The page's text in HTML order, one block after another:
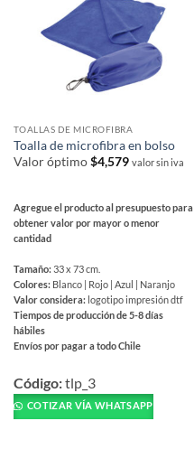
TOALLAS DE MICROFIBRA
Toalla de microfibra en bolso
Valor óptimo$4,579 valor sin iva
Agregue el producto al presupuesto para
obtener valor por mayor o menor
cantidad
Tamaño:33 x 73 cm.
Colores: Blanco | Rojo | Azul | Naranjo
Valor considera: logotipo impresión dtf
Tiempos de producción de 5-8 días
hábiles
Envíos por pagar a todo Chile
producto
tiene
múltiples
Código:tlp_3
COTIZAR VÍA WHATSAPP